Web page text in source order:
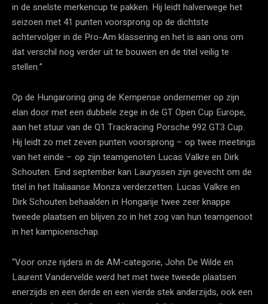
in de snelste merkencup te pakken. Hij leidt halverwege het
seizoen met 41 punten voorsprong op de dichtste
achtervolger in de Pro-Am klassering en het is aan ons om
dat verschil nog verder uit te bouwen en de titel veilig te
stellen.”
Op de Hungaroring ging de Kempense ondernemer op zijn
elan door met een dubbele zege in de GT Open Cup Europe,
aan het stuur van de Q1 Trackracing Porsche 992 GT3 Cup.
Hij leidt zo met zeven punten voorsprong – op twee meetings
van het einde – op zijn teamgenoten Lucas Valkre en Dirk
Schouten. Eind september kan Lauryssen zijn gevecht om de
titel in het Italiaanse Monza verderzetten. Lucas Valkre en
Dirk Schouten behaalden in Hongarije twee zeer knappe
tweede plaatsen en blijven zo in het zog van hun teamgenoot
in het kampioenschap.
“Voor onze rijders in de AM-categorie, John De Wilde en
Laurent Vandervelde werd het met twee tweede plaatsen
enerzijds en een derde en een vierde stek anderzijds, ook een